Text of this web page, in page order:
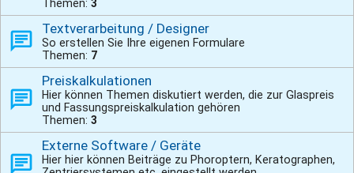
Themen: 3
Textverarbeitung / Designer
So erstellen Sie Ihre eigenen Formulare
Themen: 7
Preiskalkulationen
Hier können Themen diskutiert werden, die zur Glaspreis
und Fassungspreiskalkulation gehören
Themen: 3
Externe Software / Geräte
Hier hier können Beiträge zu Phoroptern, Keratographen,